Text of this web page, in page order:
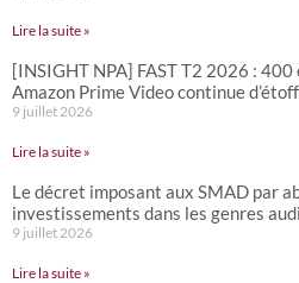
Lire la suite »
[INSIGHT NPA] FAST T2 2026 :
Amazon Prime Video continue
9 juillet 2026
Lire la suite »
Le décret imposant aux SMAD par
investissements dans les genres
9 juillet 2026
Lire la suite »